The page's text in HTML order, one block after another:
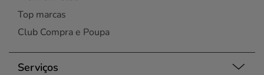
Top marcas
Club Compra e Poupa
Serviços